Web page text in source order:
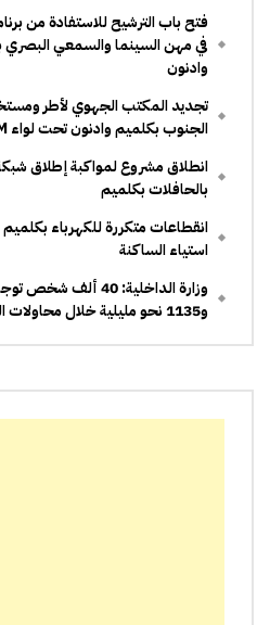
في مهن السينما والسمعي
وادنون
تجديد المكتب الجهوي لأطر
الجنوب بكلميم وادنون تحت لواء UGTM
انطلاق مشروع لمواكبة إطلاق
بالحافلات بكلميم
انقطاعات متكررة للكهرباء بكلميم
استياء الساكنة
وزارة الداخلية: 40
و1135 نحو مليلية خلال محاولات العبور الأخيرة: